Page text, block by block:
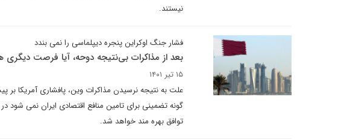
نیستند.
فشار جنگ اوکراین پنجره دیپلماسی را نمی بندد
بعد از مذاکرات بی‌نتیجه دوحه، آیا فرصت
۱۵ تیر ۱۴۰۱
علت به نتیجه نرسیدن مذاکرات وین، پافشاری آمریکا
گونه تضمینی برای تامین منافع اقتصادی ایران نمی شود
توافق بهره مند خواهد شد.